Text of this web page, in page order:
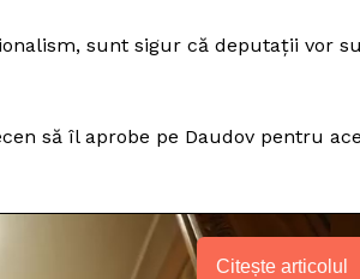
sunt sigur că deputații vor
să îl aprobe pe Daudov pentru
Citește articolul